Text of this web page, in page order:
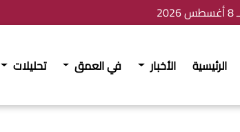
الرئيسية الأخبار في العمق تحليلات